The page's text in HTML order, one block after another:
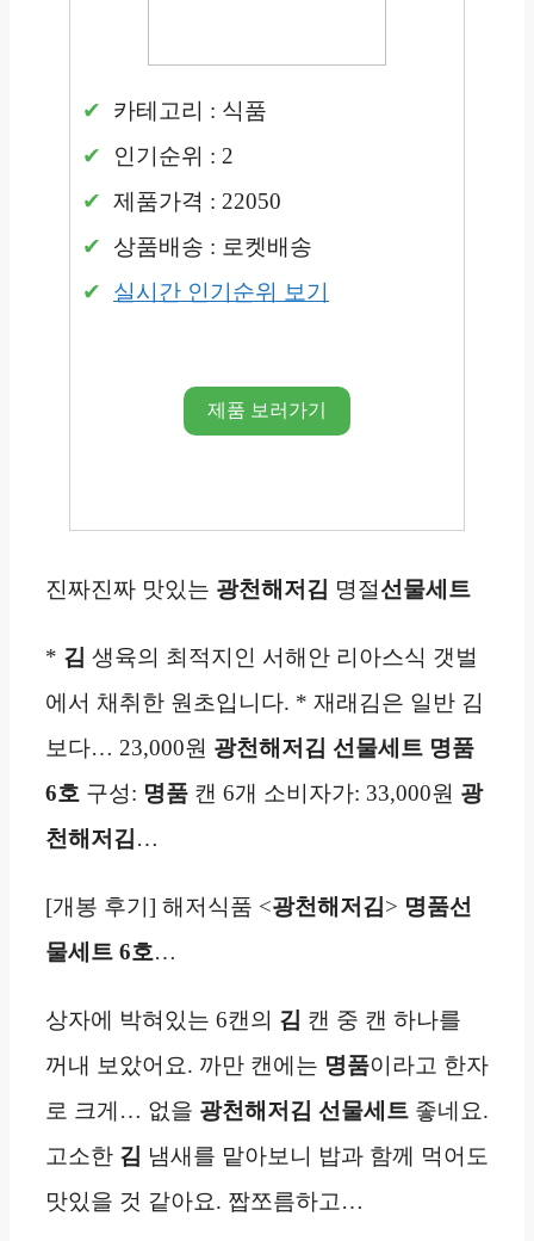
카테고리 : 식품
인기순위 : 2
제품가격 : 22050
상품배송 : 로켓배송
실시간 인기순위 보기
제품 보러가기
진짜진짜 맛있는 광천해저김 명절선물세트
* 김 생육의 최적지인 서해안 리아스식 갯벌
에서 채취한 원초입니다. * 재래김은 일반 김
보다… 23,000원 광천해저김 선물세트 명품
6호 구성: 명품 캔 6개 소비자가: 33,000원 광
천해저김…
[개봉 후기] 해저식품 <광천해저김> 명품선
물세트 6호…
상자에 박혀있는 6캔의 김 캔 중 캔 하나를
꺼내 보았어요. 까만 캔에는 명품이라고 한자
로 크게… 없을 광천해저김 선물세트 좋네요.
고소한 김 냄새를 맡아보니 밥과 함께 먹어도
맛있을 것 같아요. 짭쪼름하고…